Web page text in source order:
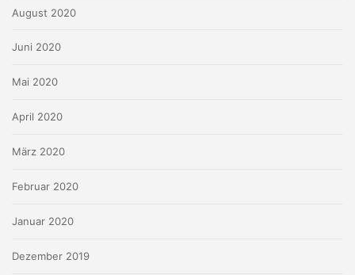
August 2020
Juni 2020
Mai 2020
April 2020
März 2020
Februar 2020
Januar 2020
Dezember 2019